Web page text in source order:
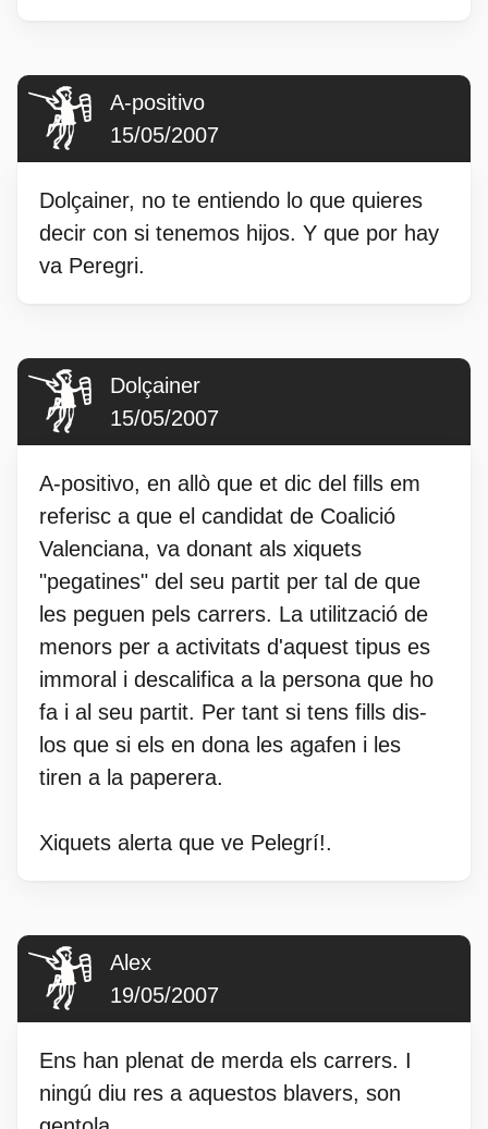
A-positivo
15/05/2007
Dolçainer, no te entiendo lo que quieres
decir con si tenemos hijos. Y que por hay
va Peregri.
Dolçainer
15/05/2007
A-positivo, en allò que et dic del fills em
referisc a que el candidat de Coalició
Valenciana, va donant als xiquets
"pegatines" del seu partit per tal de que
les peguen pels carrers. La utilització de
menors per a activitats d'aquest tipus es
immoral i descalifica a la persona que ho
fa i al seu partit. Per tant si tens fills dis-
los que si els en dona les agafen i les
tiren a la paperera.
Xiquets alerta que ve Pelegrí!.
Alex
19/05/2007
Ens han plenat de merda els carrers. I
ningú diu res a aquestos blavers, son